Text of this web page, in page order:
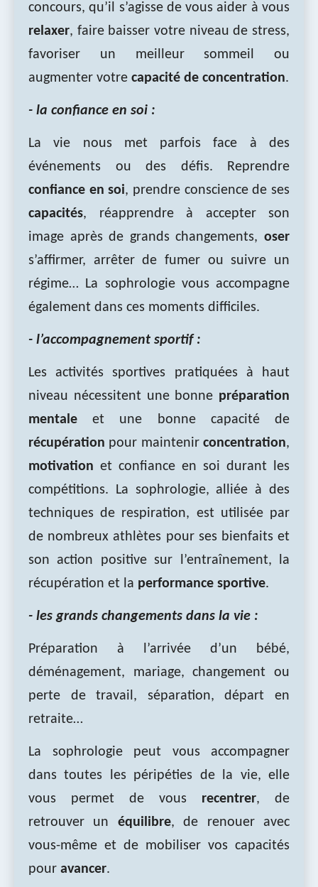
concours, qu’il s’agisse de vous aider à vous
relaxer, faire baisser votre niveau de stress,
favoriser un meilleur sommeil ou
augmenter votre capacité de concentration.
- la confiance en soi :
La vie nous met parfois face à des
événements ou des défis. Reprendre
confiance en soi, prendre conscience de ses
capacités, réapprendre à accepter son
image après de grands changements, oser
s’affirmer, arrêter de fumer ou suivre un
régime… La sophrologie vous accompagne
également dans ces moments difficiles.
- l’accompagnement sportif :
Les activités sportives pratiquées à haut
niveau nécessitent une bonne préparation
mentale et une bonne capacité de
récupération pour maintenir concentration,
motivation et confiance en soi durant les
compétitions. La sophrologie, alliée à des
techniques de respiration, est utilisée par
de nombreux athlètes pour ses bienfaits et
son action positive sur l’entraînement, la
récupération et la performance sportive.
- les grands changements dans la vie :
Préparation à l’arrivée d’un bébé,
déménagement, mariage, changement ou
perte de travail, séparation, départ en
retraite…
La sophrologie peut vous accompagner
dans toutes les péripéties de la vie, elle
vous permet de vous recentrer, de
retrouver un équilibre, de renouer avec
vous-même et de mobiliser vos capacités
pour avancer.